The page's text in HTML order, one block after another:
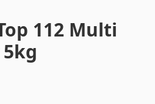
112 Multi